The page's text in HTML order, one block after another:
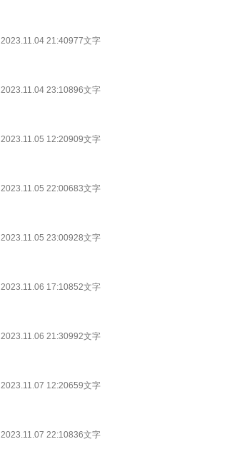
2023.11.04 21:40977文字
2023.11.04 23:10896文字
2023.11.05 12:20909文字
2023.11.05 22:00683文字
2023.11.05 23:00928文字
2023.11.06 17:10852文字
2023.11.06 21:30992文字
2023.11.07 12:20659文字
2023.11.07 22:10836文字